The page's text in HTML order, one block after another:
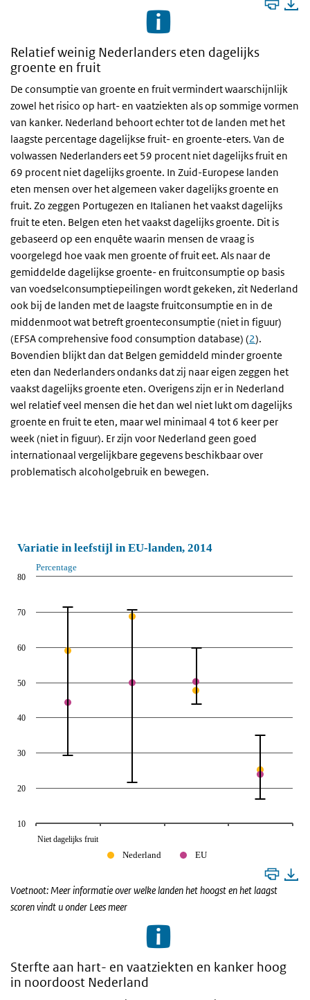
Relatief weinig Nederlanders eten dagelijks
groente en fruit
De consumptie van groente en fruit vermindert waarschijnlijk
zowel het risico op hart- en vaatziekten als op sommige vormen
van kanker. Nederland behoort echter tot de landen met het
laagste percentage dagelijkse fruit- en groente-eters. Van de
volwassen Nederlanders eet 59 procent niet dagelijks fruit en
69 procent niet dagelijks groente. In Zuid-Europese landen
eten mensen over het algemeen vaker dagelijks groente en
fruit. Zo zeggen Portugezen en Italianen het vaakst dagelijks
fruit te eten. Belgen eten het vaakst dagelijks groente. Dit is
gebaseerd op een enquête waarin mensen de vraag is
voorgelegd hoe vaak men groente of fruit eet. Als naar de
gemiddelde dagelijkse groente- en fruitconsumptie op basis
van voedselconsumptiepeilingen wordt gekeken, zit Nederland
ook bij de landen met de laagste fruitconsumptie en in de
middenmoot wat betreft groenteconsumptie (niet in figuur)
(EFSA comprehensive food consumption database) (2).
Bovendien blijkt dan dat Belgen gemiddeld minder groente
eten dan Nederlanders ondanks dat zij naar eigen zeggen het
vaakst dagelijks groente eten. Overigens zijn er in Nederland
wel relatief veel mensen die het dan wel niet lukt om dagelijks
groente en fruit te eten, maar wel minimaal 4 tot 6 keer per
week (niet in figuur). Er zijn voor Nederland geen goed
internationaal vergelijkbare gegevens beschikbaar over
problematisch alcoholgebruik en bewegen.
Percentage
Variatie in leefstijl in EU-landen, 2014
Nederland EU
Niet dagelijks fruit
10
20
30
40
50
60
70
80
Voetnoot: Meer informatie over welke landen het hoogst en het laagst
scoren vindt u onder Lees meer
Sterfte aan hart- en vaatziekten en kanker hoog
in noordoost Nederland